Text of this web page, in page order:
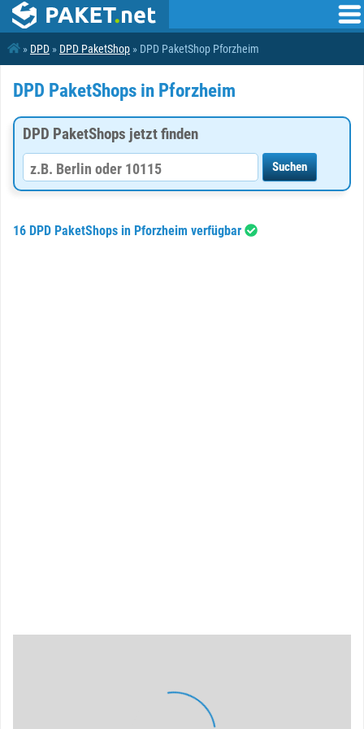
» DPD » DPD PaketShop » DPD PaketShop Pforzheim
DPD PaketShops in Pforzheim
DPD PaketShops jetzt finden
16 DPD PaketShops in Pforzheim verfügbar